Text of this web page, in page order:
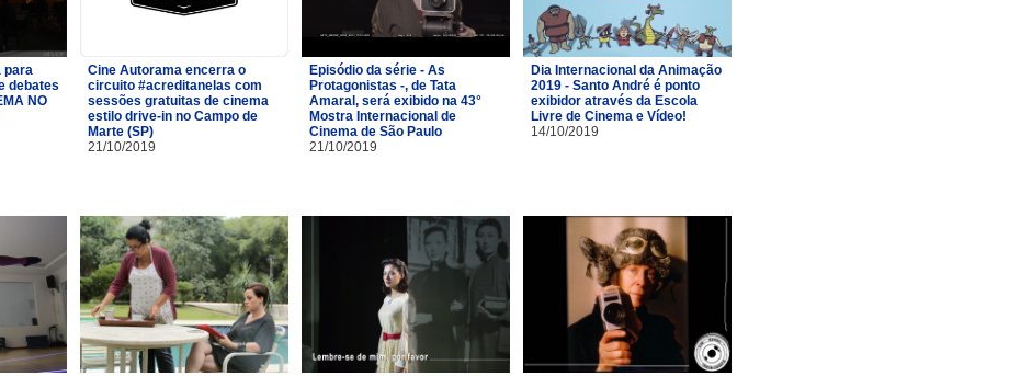
para
debates
NO
Cine Autorama encerra o
circuito #acreditanelas com
sessões gratuitas de cinema
estilo drive-in no Campo de
Marte (SP)
21/10/2019
Episódio da série - As
Protagonistas -, de Tata
Amaral, será exibido na 43°
Mostra Internacional de
Cinema de São Paulo
21/10/2019
Dia Internacional da Animação
2019 - Santo André é ponto
exibidor através da Escola
Livre de Cinema e Vídeo!
14/10/2019